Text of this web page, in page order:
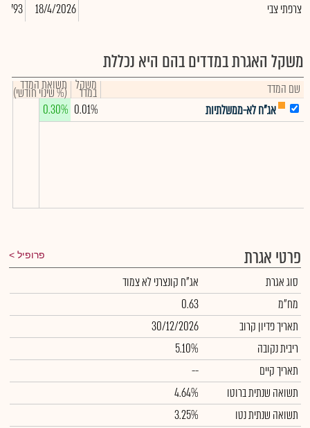
צרפתי צבי
18/4/2026
משקל האגרת במדדים בהם היא נכללת
שם המדד משקל
במדד תשואת המדד
(% שינוי חודשי)
אג"ח לא-ממשלתיות
0.01%
0.30%
פרטי אגרת פרופיל
סוג אגרת
אג"ח קונצרני לא צמוד
מח"מ
0.63
תאריך פדיון קרוב
30/12/2026
ריבית נקובה
5.10%
תאריך קיים
--
תשואה שנתית ברוטו
4.64%
תשואה שנתית נטו
3.25%